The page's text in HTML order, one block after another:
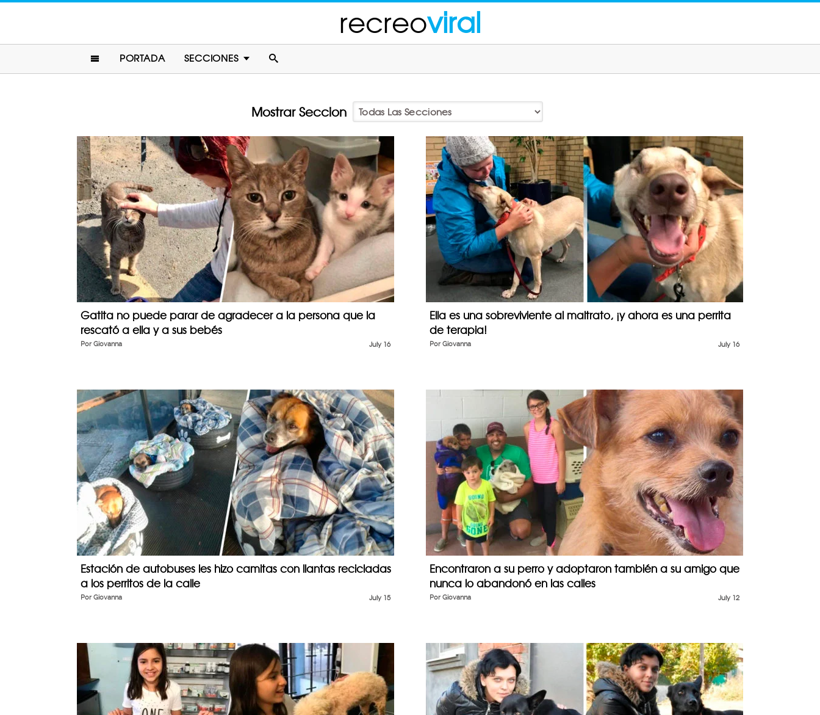
recreoviral
PORTADA SECCIONES
Mostrar Seccion
Gatita no puede parar de agradecer a la persona que la
rescató a ella y a sus bebés
July 16
Por Giovanna
Ella es una sobreviviente al maltrato, ¡y ahora es una perrita
de terapia!
July 16
Por Giovanna
Estación de autobuses les hizo camitas con llantas recicladas
a los perritos de la calle
July 15
Por Giovanna
Encontraron a su perro y adoptaron también a su amigo que
nunca lo abandonó en las calles
July 12
Por Giovanna